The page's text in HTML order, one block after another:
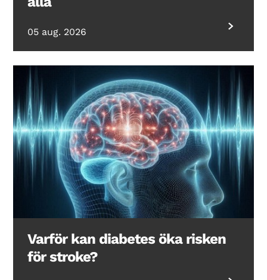
05 aug. 2026
Varför kan diabetes öka risken
för stroke?